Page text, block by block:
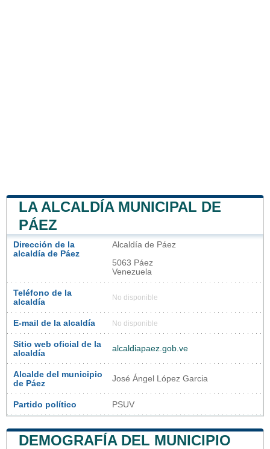
LA ALCALDÍA MUNICIPAL DE
PÁEZ
Dirección de la
alcaldía de Páez
Alcaldía de Páez
5063 Páez
Venezuela
Teléfono de la
alcaldía
No disponible
E-mail de la alcaldía No disponible
Sitio web oficial de la
alcaldía
alcaldiapaez.gob.ve
Alcalde del municipio
de Páez
José Ángel López Garcia
Partido político PSUV
DEMOGRAFÍA DEL MUNICIPIO